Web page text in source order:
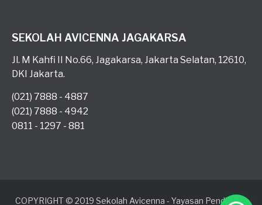
SEKOLAH AVICENNA JAGAKARSA
Jl. M Kahfi II No.66, Jagakarsa, Jakarta Selatan, 12610,
DKI Jakarta.
(021) 7888 - 4887
(021) 7888 - 4942
0811 - 1297 - 881
COPYRIGHT © 2019 Sekolah Avicenna - Yayasan Pendidikan